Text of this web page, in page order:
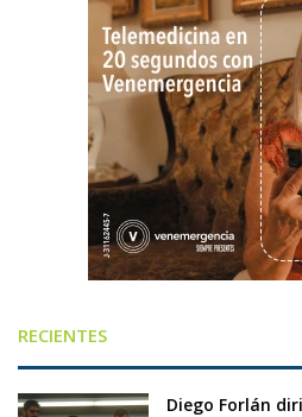
RECIENTES
Diego Forlán